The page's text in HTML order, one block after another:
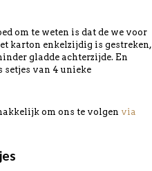
om te weten is dat de we voor
karton enkelzijdig is gestreken,
gladde achterzijde. En
setjes van 4 unieke
om ons te volgen via